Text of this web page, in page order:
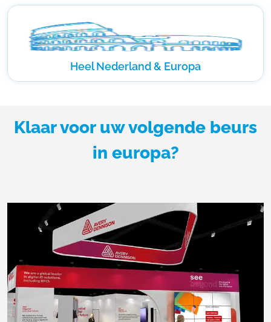
Heel Nederland & Europa
Klaar voor uw volgende beurs
in europa?